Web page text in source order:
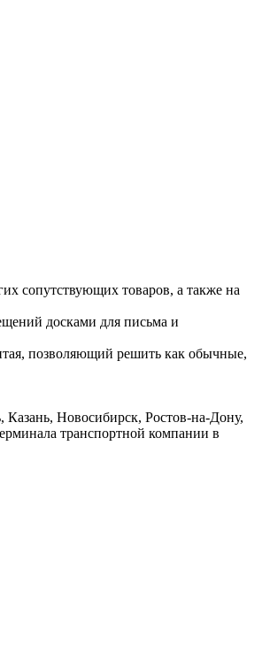
сопутствующих товаров, а также на
досками для письма и
позволяющий решить как обычные,
Новосибирск, Ростов-на-Дону,
транспортной компании в